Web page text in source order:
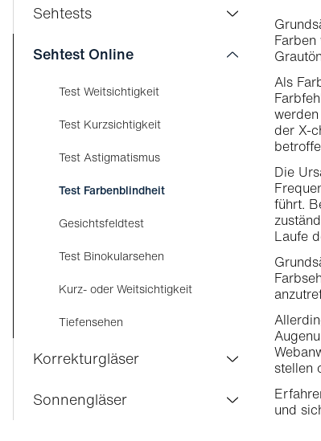
Presbyopie im Anfangsstadium
Presbyopie
Weitsichtigkeit
Bindehautentzündung
Sehtests
Visilab Care
Sehtest Online
Test Weitsichtigkeit
Test Kurzsichtigkeit
Test Astigmatismus
Test Farbenblindheit
Gesichtsfeldtest
Test Binokularsehen
Kurz- oder Weitsichtigkeit
Tiefensehen
Korrekturgläser
Gleitsichtgläser
Sonnengläser
Als
der X-
Die
führt.
Laufe
stellen
und